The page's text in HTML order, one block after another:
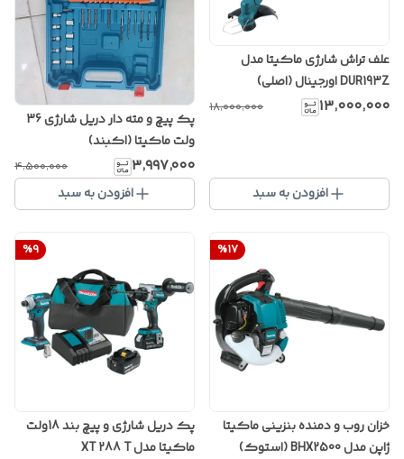
علف تراش شارژی ماکیتا مدل
DUR193Z اورجینال (اصلی)
۱۳٬۰۰۰٬۰۰۰ ۱۸٬۰۰۰٬۰۰۰
افزودن به سبد
پک پیچ و مته دار دریل شارژی 36
ولت ماکیتا (اکبند)
۳٬۹۹۷٬۰۰۰ ۴٬۵۰۰٬۰۰۰
افزودن به سبد
%17
خزان روب و دمنده بنزینی ماکیتا
ژاپن مدل BHX2500 (استوک)
%9
پک دریل شارژی و پیچ بند 18ولت
ماکیتا مدل XT 288 T